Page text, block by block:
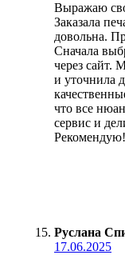
Выражаю
Заказала
довольна.
Сначала
через сайт.
и уточнила
что все
сервис и
Рекомендую!
Руслана
17.06.2025